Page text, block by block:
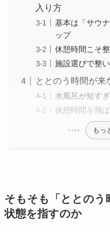
入り方
基本は「サウ
ップ
休憩時間こそ
施設選びで整
ととのう時間が来
水風呂が短す
休憩時間を飛
もっ
そもそも「ととのう
状態を指すのか